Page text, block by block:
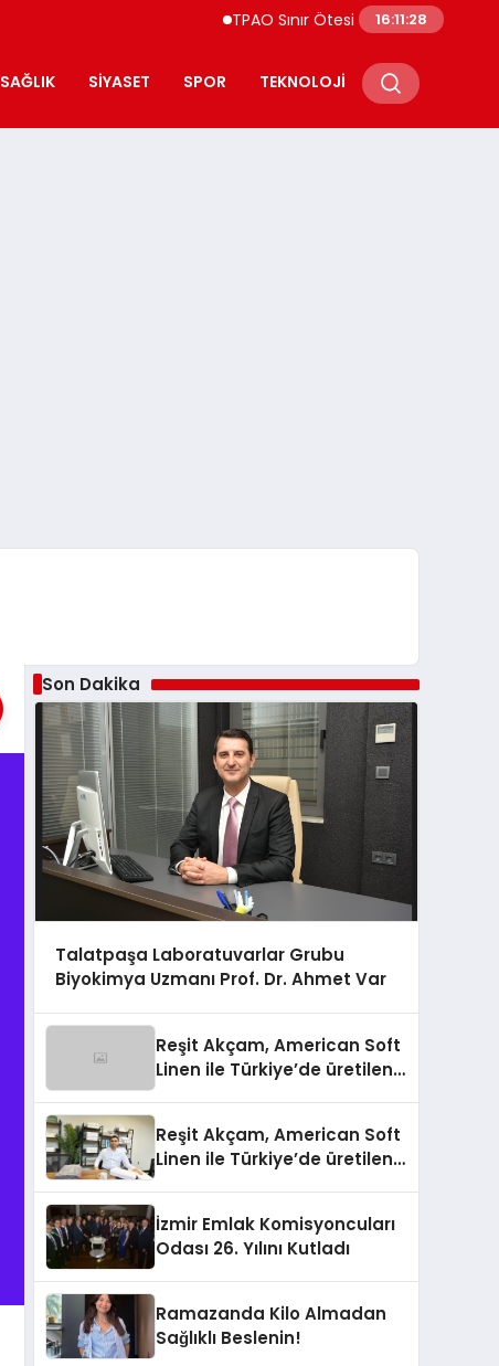
TPAO Sınır Ötesi Ortaklıklarını
16:11:29
SAĞLIK SIYASET SPOR TEKNOLOJI
Son Dakika
Talatpaşa Laboratuvarlar Grubu
Biyokimya Uzmanı Prof. Dr. Ahmet Var
Reşit Akçam, American Soft
Linen ile Türkiye’de üretilen
buluşturuyor
Reşit Akçam, American Soft
Linen ile Türkiye’de üretilen
buluşturuyor
İzmir Emlak Komisyoncuları
Odası 26. Yılını Kutladı
Ramazanda Kilo Almadan
Sağlıklı Beslenin!